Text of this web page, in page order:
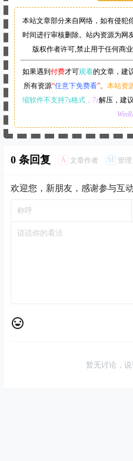
本站文章部分来自网络，如有侵犯
时间进行审核删除。站内资源为网
版权作者许可,禁止用于任何商
如果遇到 付费才可观看的文章，建
所有资源“任意下免费看”。 本站资
缩软件不支持7z格式，7z解压，建
0 条回复 A 文章作者 M 管理
欢迎您，新朋友，感谢参与互动
暂无讨论，